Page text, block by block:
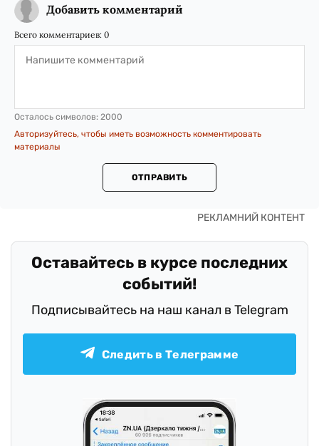
Добавить комментарий
Всего комментариев: 0
Осталось символов: 2000
Авторизуйтесь, чтобы иметь возможность комментировать
материалы
ОТПРАВИТЬ
Оставайтесь в курсе последних
событий!
Подписывайтесь на наш канал в Telegram
Следить в Телеграмме